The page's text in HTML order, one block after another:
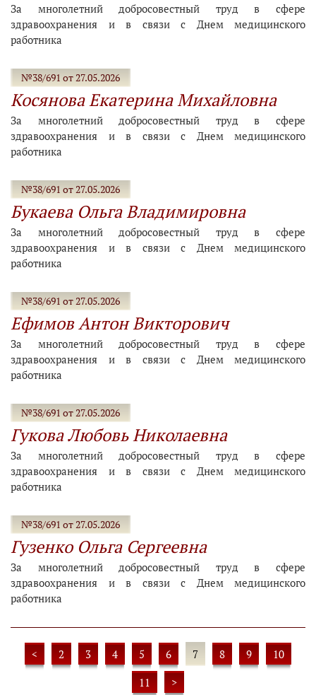
За многолетний добросовестный труд в сфере
здравоохранения и в связи с Днем медицинского
работника
№38/691 от 27.05.2026
Косянова Екатерина Михайловна
За многолетний добросовестный труд в сфере
здравоохранения и в связи с Днем медицинского
работника
№38/691 от 27.05.2026
Букаева Ольга Владимировна
За многолетний добросовестный труд в сфере
здравоохранения и в связи с Днем медицинского
работника
№38/691 от 27.05.2026
Ефимов Антон Викторович
За многолетний добросовестный труд в сфере
здравоохранения и в связи с Днем медицинского
работника
№38/691 от 27.05.2026
Гукова Любовь Николаевна
За многолетний добросовестный труд в сфере
здравоохранения и в связи с Днем медицинского
работника
№38/691 от 27.05.2026
Гузенко Ольга Сергеевна
За многолетний добросовестный труд в сфере
здравоохранения и в связи с Днем медицинского
работника
< 2 3 4 5 6 7 8 9
10
11
>